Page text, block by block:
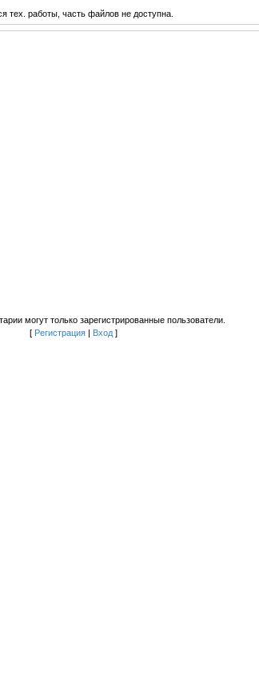
тех. работы, часть файлов не доступна.
могут только зарегистрированные пользователи.
[ Регистрация Вход ]